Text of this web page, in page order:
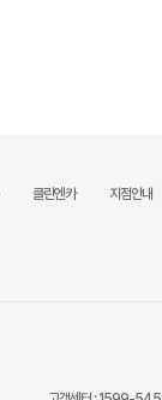
클린엔카 지점안내